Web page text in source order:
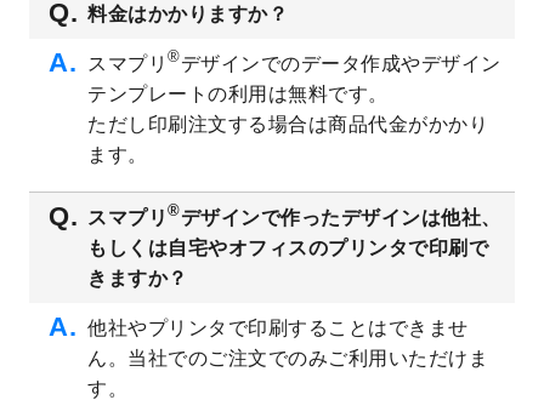
ました。
2023/8/7
【新商品】チケット
が作成できるようにな
りました！
美容・エステのチラシデザインテンプレー
トを追加しました。
いたしました。
2023/6/12
うちわのデザインテンプレート
を公開いた
しました。
を公開いたしました。
2023/5/9
書類カバー（見積書表紙）のデザインテン
料金はかかりますか？
スマプリ ®デザインでのデータ作成やデザイン
テンプレートの利用は無料です。
ただし印刷注文する場合は商品代金がかかり
ます。
スマプリ ®デザインで作ったデザインは他社、
もしくは自宅やオフィスのプリンタで印刷で
きますか？
他社やプリンタで印刷することはできませ
ん。当社でのご注文でのみご利用いただけま
す。